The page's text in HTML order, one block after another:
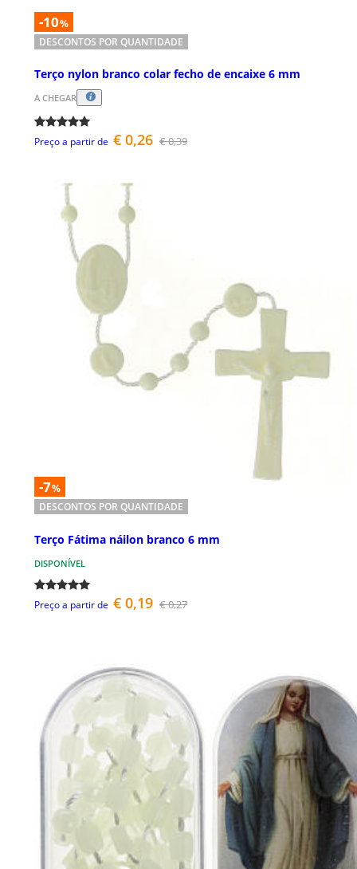
-10%
DESCONTOS POR QUANTIDADE
Terço nylon branco colar fecho de encaixe 6 mm
A CHEGAR
Preço a partir de € 0,26 € 0,39
-7%
DESCONTOS POR QUANTIDADE
Terço Fátima náilon branco 6 mm
DISPONÍVEL
Preço a partir de € 0,19 € 0,27